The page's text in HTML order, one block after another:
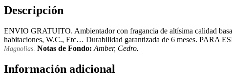
Descripción
ENVIO GRATUITO. Ambientador con fragancia de altísima calidad
habitaciones, W.C., Etc… Durabilidad garantizada de 6 meses. PARA
Magnolias Notas de Fondo: Amber, Cedro.
Información adicional